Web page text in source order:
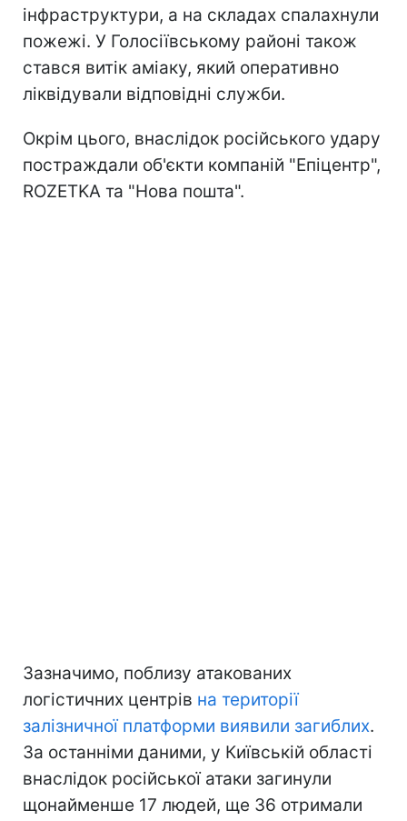
інфраструктури, а на складах спалахнули
пожежі. У Голосіївському районі також
стався витік аміаку, який оперативно
ліквідували відповідні служби.
Окрім цього, внаслідок російського удару
постраждали об'єкти компаній "Епіцентр",
ROZETKA та "Нова пошта".
Зазначимо, поблизу атакованих
логістичних центрів на території
залізничної платформи виявили загиблих.
За останніми даними, у Київській області
внаслідок російської атаки загинули
щонайменше 17 людей, ще 36 отримали